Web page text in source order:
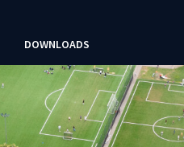
DOWNLOADS